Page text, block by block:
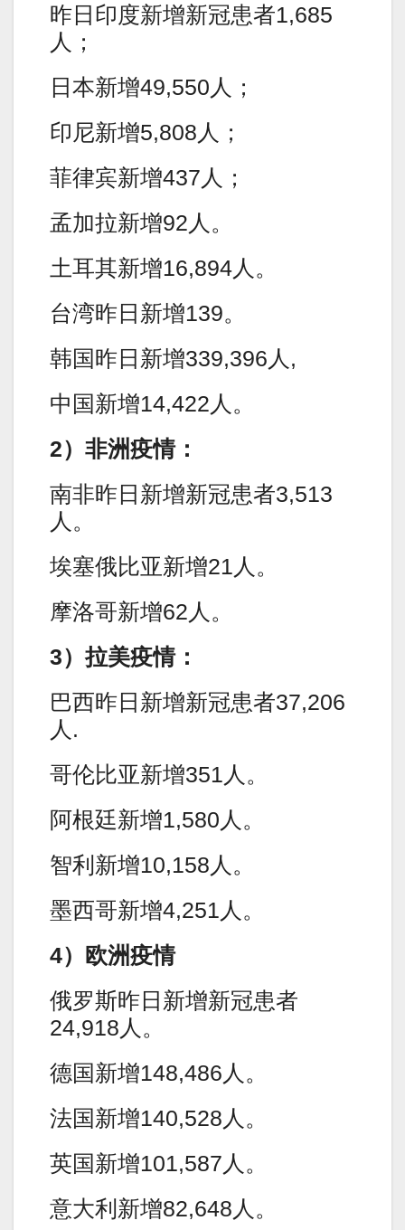
昨日印度新增新冠患者1,685
人；
日本新增49,550人；
印尼新增5,808人；
菲律宾新增437人；
孟加拉新增92人。
土耳其新增16,894人。
台湾昨日新增139。
韩国昨日新增339,396人,
中国新增14,422人。
2）非洲疫情：
南非昨日新增新冠患者3,513
人。
埃塞俄比亚新增21人。
摩洛哥新增62人。
3）拉美疫情：
巴西昨日新增新冠患者37,206
人.
哥伦比亚新增351人。
阿根廷新增1,580人。
智利新增10,158人。
墨西哥新增4,251人。
4）欧洲疫情
俄罗斯昨日新增新冠患者
24,918人。
德国新增148,486人。
法国新增140,528人。
英国新增101,587人。
意大利新增82,648人。